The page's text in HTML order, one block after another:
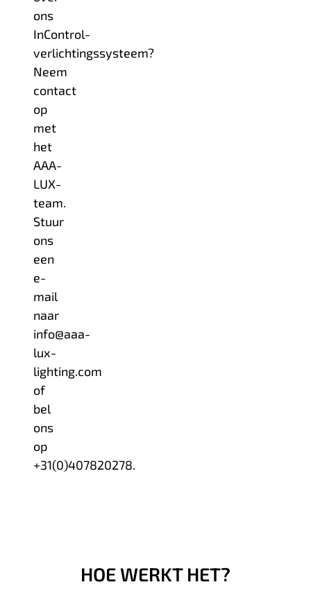
ons
InControl-
verlichtingssysteem?
Neem
contact
op
met
het
AAA-
LUX-
team.
Stuur
ons
een
e-
mail
naar
info@aaa-
lux-
lighting.com
of
bel
ons
op
+31(0)407820278.
HOE WERKT HET?